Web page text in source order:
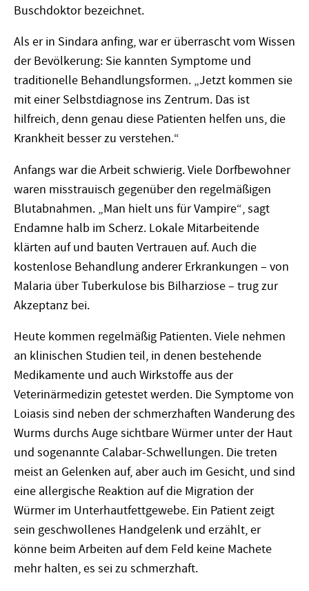
Buschdoktor bezeichnet.
Als erin Sindara anfing, war er überrascht vom Wissen
der Bevölkerung: Sie kannten Symptome und
traditionelle Behandlungsformen. „Jetzt kommen sie
mit einer Selbstdiagnose ins Zentrum. Das ist
hilfreich, denn genau diese Patienten helfen uns, die
Krankheit besser zu verstehen.“
Anfangs war die Arbeit schwierig. Viele Dorfbewohner
waren misstrauisch gegenüber den regelmäßigen
Blutabnahmen. „Man hielt uns für Vampire“, sagt
Endamne halb im Scherz. Lokale Mitarbeitende
klärten auf und bauten Vertrauen auf. Auch die
kostenlose Behandlung anderer Erkrankungen – von
Malaria über Tuberkulose bis Bilharziose – trug zur
Akzeptanz bei.
Heute kommen regelmäßig Patienten. Viele nehmen
an klinischen Studien teil, in denen bestehende
Medikamente und auch Wirkstoffe aus der
Veterinärmedizin getestet werden. Die Symptome von
Loiasis sind neben der schmerzhaften Wanderung des
Wurms durchs Auge sichtbare Würmer unter der Haut
und sogenannte Calabar-Schwellungen. Die treten
meist an Gelenken auf, aber auch im Gesicht, und sind
eine allergische Reaktion auf die Migration der
Würmer im Unterhautfettgewebe. Ein Patient zeigt
sein geschwollenes Handgelenk und erzählt, er
könne beim Arbeiten auf dem Feld keine Machete
mehr halten, es sei zu schmerzhaft.